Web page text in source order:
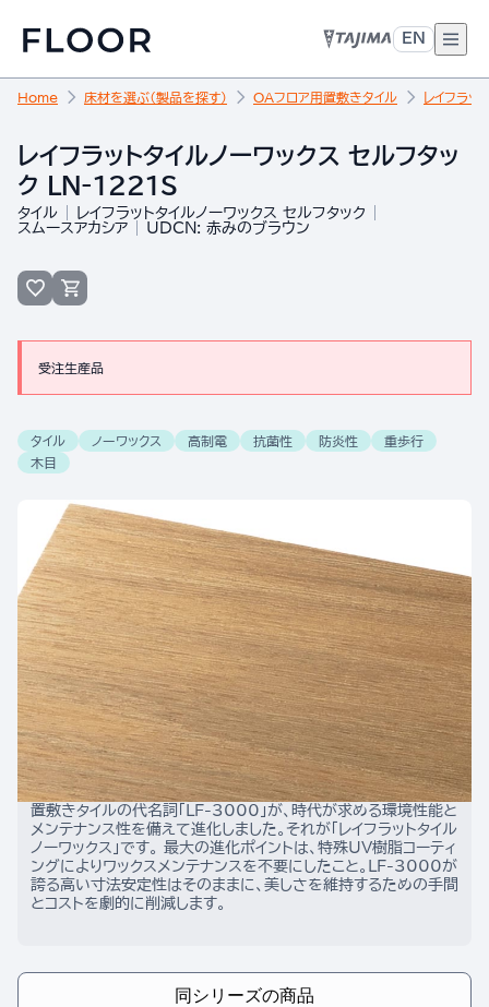
EN
Home 床材を選ぶ（製品を探す） OAフロア用置敷きタイル レイフラッ
レイフラットタイルノーワックス セルフタッ
ク LN-1221S
タイル
レイフラットタイルノーワックス セルフタック
スムースアカシア
UDCN: 赤みのブラウン
受注生産品
タイル ノーワックス 高制電 抗菌性 防炎性
重歩行
木目
置敷きタイルの代名詞「LF-3000」が、時代が求める環境性能と
メンテナンス性を備えて進化しました。それが「レイフラットタイル
ノーワックス」です。 最大の進化ポイントは、特殊UV樹脂コーティ
ングによりワックスメンテナンスを不要にしたこと。LF-3000が
誇る高い寸法安定性はそのままに、美しさを維持するための手間
とコストを劇的に削減します。
同シリーズの商品